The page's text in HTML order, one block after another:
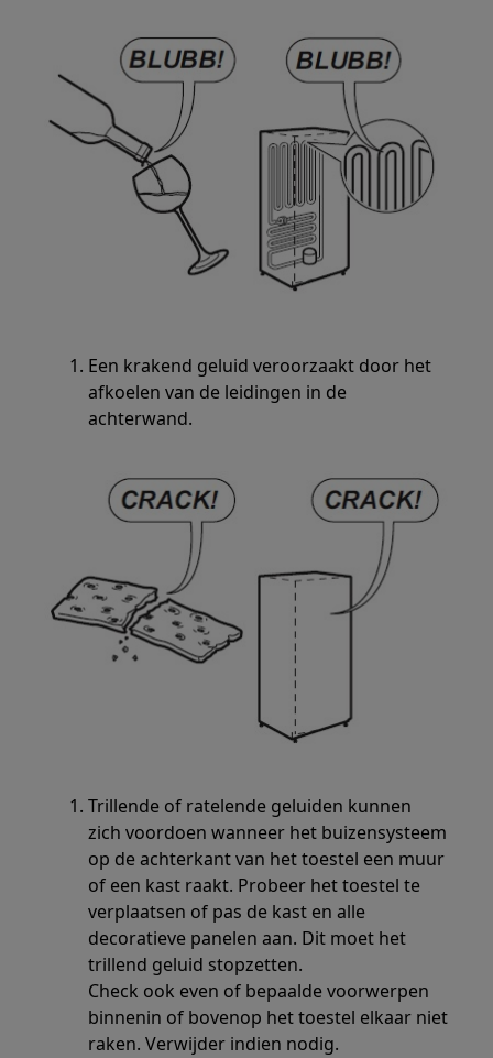
Een krakend geluid veroorzaakt door het
afkoelen van de leidingen in de
achterwand.
Trillende of ratelende geluiden kunnen
zich voordoen wanneer het buizensysteem
op de achterkant van het toestel een muur
of een kast raakt. Probeer het toestel te
verplaatsen of pas de kast en alle
decoratieve panelen aan. Dit moet het
trillend geluid stopzetten.
Check ook even of bepaalde voorwerpen
binnenin of bovenop het toestel elkaar niet
raken. Verwijder indien nodig.